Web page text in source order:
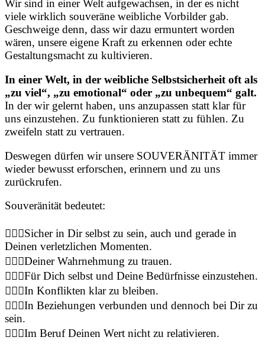
Wir sind in einer Welt aufgewachsen, in der es nicht
viele wirklich souveräne weibliche Vorbilder gab.
Geschweige denn, dass wir dazu ermuntert worden
wären, unsere eigene Kraft zu erkennen oder echte
Gestaltungsmacht zu kultivieren.
In einer Welt, in der weibliche Selbstsicherheit oft als
„zu viel“, „zu emotional“ oder „zu unbequem“ galt.
In der wir gelernt haben, uns anzupassen statt klar für
uns einzustehen. Zu funktionieren statt zu fühlen. Zu
zweifeln statt zu vertrauen.
Deswegen dürfen wir unsere SOUVERÄNITÄT immer
wieder bewusst erforschen, erinnern und zu uns
zurückrufen.
Souveränität bedeutet:
🙋🏻‍♀️Sicher in Dir selbst zu sein, auch und gerade in
Deinen verletzlichen Momenten.
🙋🏻‍♀️Deiner Wahrnehmung zu trauen.
🙋🏻‍♀️Für Dich selbst und Deine Bedürfnisse einzustehen.
🙋🏻‍♀️In Konflikten klar zu bleiben.
🙋🏻‍♀️In Beziehungen verbunden und dennoch bei Dir zu
sein.
🙋🏻‍♀️Im Beruf Deinen Wert nicht zu relativieren.